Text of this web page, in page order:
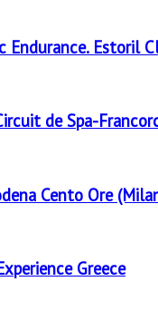
Endurance. Estoril
de Spa-
Cento Ore
Greece